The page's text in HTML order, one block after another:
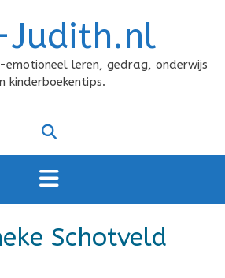
emotioneel leren, gedrag, onderwijs
kinderboekentips.
Schotveld